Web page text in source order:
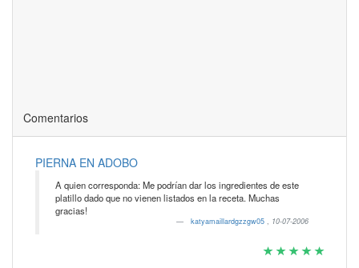
Comentarios
PIERNA EN ADOBO
A quien corresponda: Me podrían dar los ingredientes de este
platillo dado que no vienen listados en la receta. Muchas
gracias!
katyamaillardgzzgw05 , 10-07-2006